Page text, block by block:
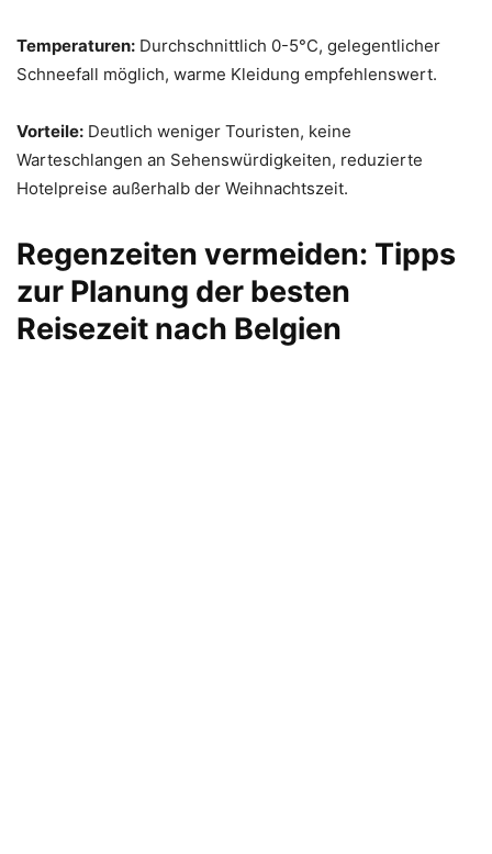
Temperaturen: Durchschnittlich 0-5°C, gelegentlicher
Schneefall möglich, warme Kleidung empfehlenswert.
Vorteile: Deutlich weniger Touristen, keine
Warteschlangen an Sehenswürdigkeiten, reduzierte
Hotelpreise außerhalb der Weihnachtszeit.
Regenzeiten vermeiden: Tipps
zur Planung der besten
Reisezeit nach Belgien